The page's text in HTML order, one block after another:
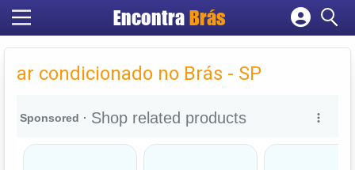
Encontra Brás
Cadastrar empresa
Criar conta
ar condicionado no Brás - SP